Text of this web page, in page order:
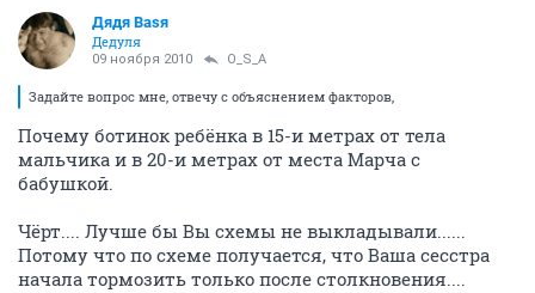
Дядя Ваsя
Дедуля
09 ноября 2010 O_S_A
Задайте вопрос мне, отвечу с объяснением факторов,
Почему ботинок ребёнка в 15-и метрах от тела
мальчика и в 20-и метрах от места Марча с
бабушкой.
Чёрт.... Лучше бы Вы схемы не выкладывали......
Потому что по схеме получается, что Ваша сесстра
начала тормозить только после столкновения....